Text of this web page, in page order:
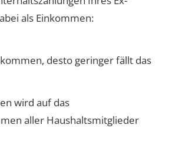
als Einkommen:
desto geringer fällt das
wird auf das
aller Haushaltsmitglieder